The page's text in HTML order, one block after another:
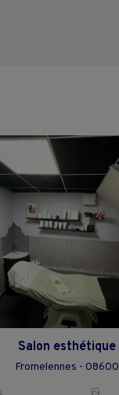
Salon esthétique
Fromelennes - 08600